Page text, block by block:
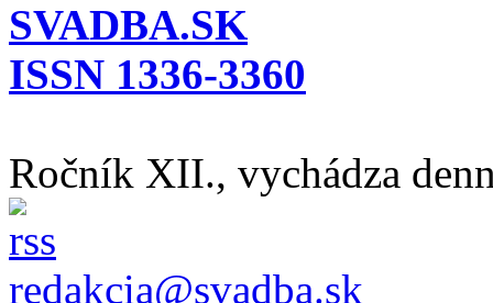
SVADBA.SK
ISSN 1336-3360
Ročník XII., vychádza
redakcia@svadba.sk